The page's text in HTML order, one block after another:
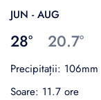
JUN - AUG
28° 20.7°
Precipitații: 106mm
Soare: 11.7 ore